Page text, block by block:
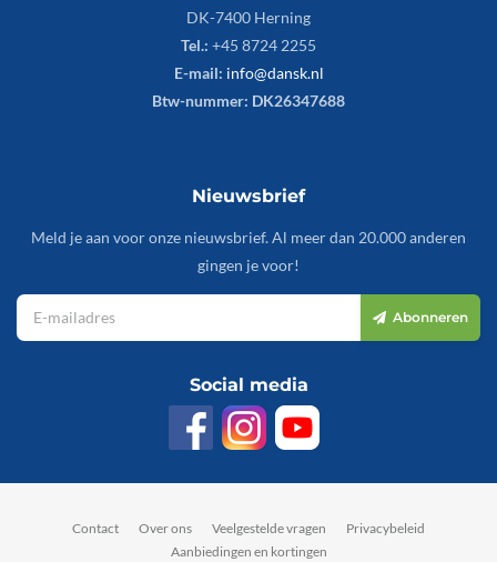
DK-7400 Herning
Tel.: +45 8724 2255
E-mail: info@dansk.nl
Btw-nummer: DK26347688
Nieuwsbrief
Meld je aan voor onze nieuwsbrief. Al meer dan 20.000 anderen
gingen je voor!
Abonneren
Social media
Contact Over ons Veelgestelde vragen
Privacybeleid
Aanbiedingen en kortingen